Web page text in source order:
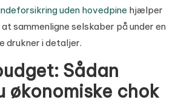
uden hovedpine hjælper
sammenligne selskaber på under en
drukner i detaljer.
Sådan
økonomiske chok